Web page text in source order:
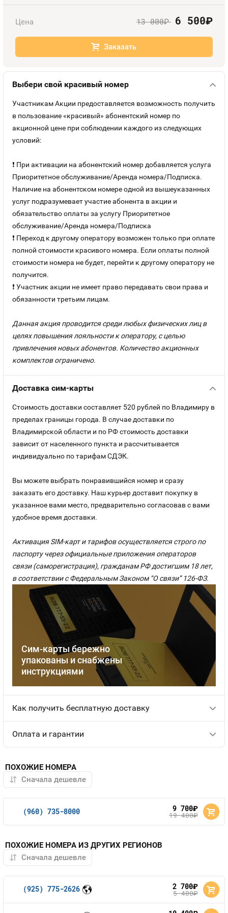
Контакты
Цена 13 000руб. 6 500руб.
Заказать
Выбери свой красивый номер
Участникам Акции предоставляется возможность получить
в пользование «красивый» абонентский номер по
акционной цене при соблюдении каждого из следующих
условий:
❗ При активации на абонентский номер добавляется услуга
Приоритетное обслуживание/Аренда номера/Подписка.
Наличие на абонентском номере одной из вышеуказанных
услуг подразумевает участие абонента в акции и
обязательство оплаты за услугу Приоритетное
обслуживание/Аренда номера/Подписка
❗ Переход к другому оператору возможен только при оплате
полной стоимости красивого номера. Если оплаты полной
стоимости номера не будет, перейти к другому оператору не
получится.
❗ Участник акции не имеет право передавать свои права и
обязанности третьим лицам.
Данная акция проводится среди любых физических лиц в
целях повышения лояльности к оператору, с целью
привлечения новых абонентов. Количество акционных
комплектов ограничено.
Доставка сим-карты
Сим-карты бережно
упакованы и снабжены
инструкциями
Стоимость доставки составляет 520 рублей по Владимиру в
пределах границы города. В случае доставки по
Владимирской области и по РФ стоимость доставки
зависит от населенного пункта и рассчитывается
индивидуально по тарифам СДЭК.
Вы можете выбрать понравившийся номер и сразу
заказать его доставку. Наш курьер доставит покупку в
указанное вами место, предварительно согласовав с вами
удобное время доставки.
Активация SIM-карт и тарифов осуществляется строго по
паспорту через официальные приложения операторов
связи (саморегистрация), гражданам РФ достигшим 18 лет,
в соответствии с Федеральным Законом “О связи” 126-ФЗ.
Как получить бесплатную доставку
Оплата и гарантии
ПОХОЖИЕ НОМЕРА
(960) 735-8000 9 700руб.
19 400руб.
ПОХОЖИЕ НОМЕРА ИЗ ДРУГИХ РЕГИОНОВ
(925) 775-2626 2 700руб.
5 400руб.